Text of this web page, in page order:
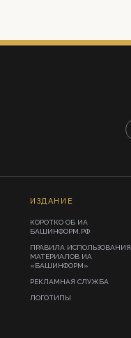
ИЗДАНИЕ
КОРОТКО ОБ ИА
БАШИНФОРМ.РФ
ПРАВИЛА ИСПОЛЬЗОВАНИЯ
МАТЕРИАЛОВ ИА
«БАШИНФОРМ»
РЕКЛАМНАЯ СЛУЖБА
ЛОГОТИПЫ